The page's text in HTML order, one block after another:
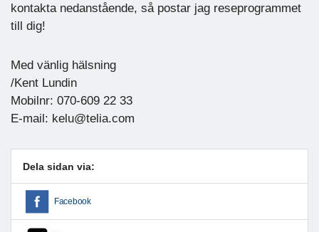
kontakta nedanstående, så postar jag reseprogrammet
till dig!
Med vänlig hälsning
/Kent Lundin
Mobilnr: 070-609 22 33
E-mail: kelu@telia.com
Dela sidan via:
Facebook